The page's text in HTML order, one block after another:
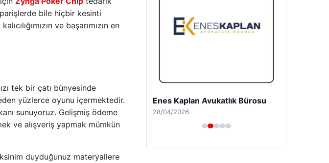
bile hiçbir kesinti
ve başarımızın en
tek bir çatı bünyesinde
yüzlerce oyunu içermektedir.
sunuyoruz. Gelişmiş ödeme
ve alışveriş yapmak mümkün
duyduğunuz materyallere
Trend Yapı Akustik
18/04/2026